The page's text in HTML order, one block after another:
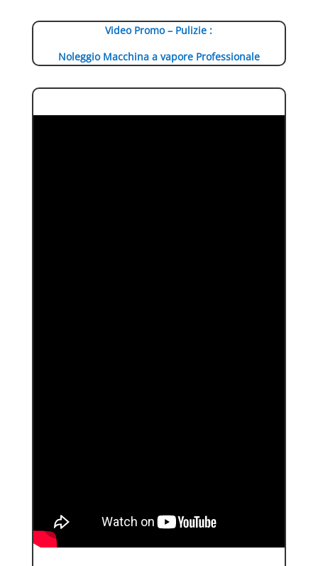
Video Promo – Pulizie :
Noleggio Macchina a vapore Professionale